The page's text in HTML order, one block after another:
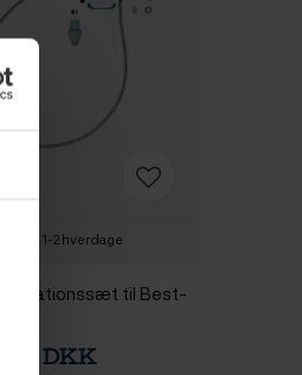
1-2 hverdage
til Best-
DKK